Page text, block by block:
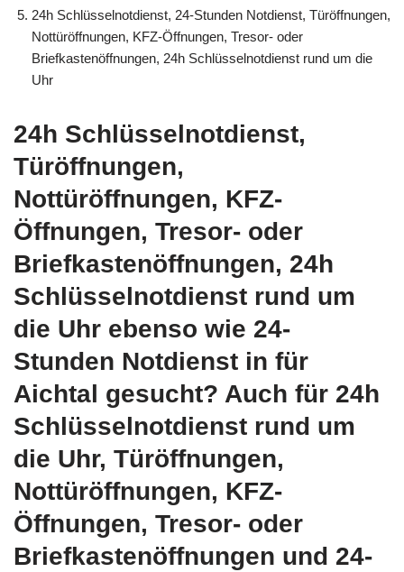
24h Schlüsselnotdienst, 24-Stunden Notdienst, Türöffnungen,
Nottüröffnungen, KFZ-Öffnungen, Tresor- oder
Briefkastenöffnungen, 24h Schlüsselnotdienst rund um die
Uhr
24h Schlüsselnotdienst,
Türöffnungen,
Nottüröffnungen, KFZ-
Öffnungen, Tresor- oder
Briefkastenöffnungen, 24h
Schlüsselnotdienst rund um
die Uhr ebenso wie 24-
Stunden Notdienst in für
Aichtal gesucht? Auch für 24h
Schlüsselnotdienst rund um
die Uhr, Türöffnungen,
Nottüröffnungen, KFZ-
Öffnungen, Tresor- oder
Briefkastenöffnungen und 24-